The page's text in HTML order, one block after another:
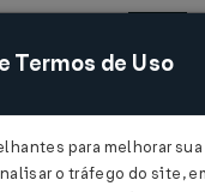
Acessar
Termos de Uso
para melhorar sua
o tráfego do site,